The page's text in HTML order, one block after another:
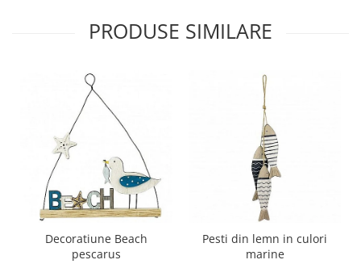
PRODUSE SIMILARE
Decoratiune Beach
pescarus
Pesti din lemn in culori
marine